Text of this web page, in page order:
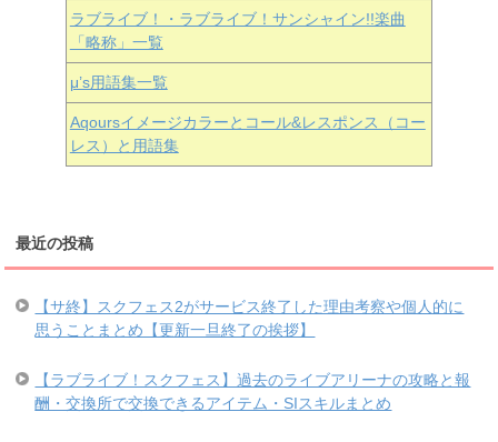
ラブライブ！・ラブライブ！サンシャイン!!楽曲
「略称」一覧
μ’s用語集一覧
Aqoursイメージカラーとコール&レスポンス（コー
レス）と用語集
最近の投稿
【サ終】スクフェス2がサービス終了した理由考察や個人的に
思うことまとめ【更新一旦終了の挨拶】
【ラブライブ！スクフェス】過去のライブアリーナの攻略と報
酬・交換所で交換できるアイテム・SIスキルまとめ